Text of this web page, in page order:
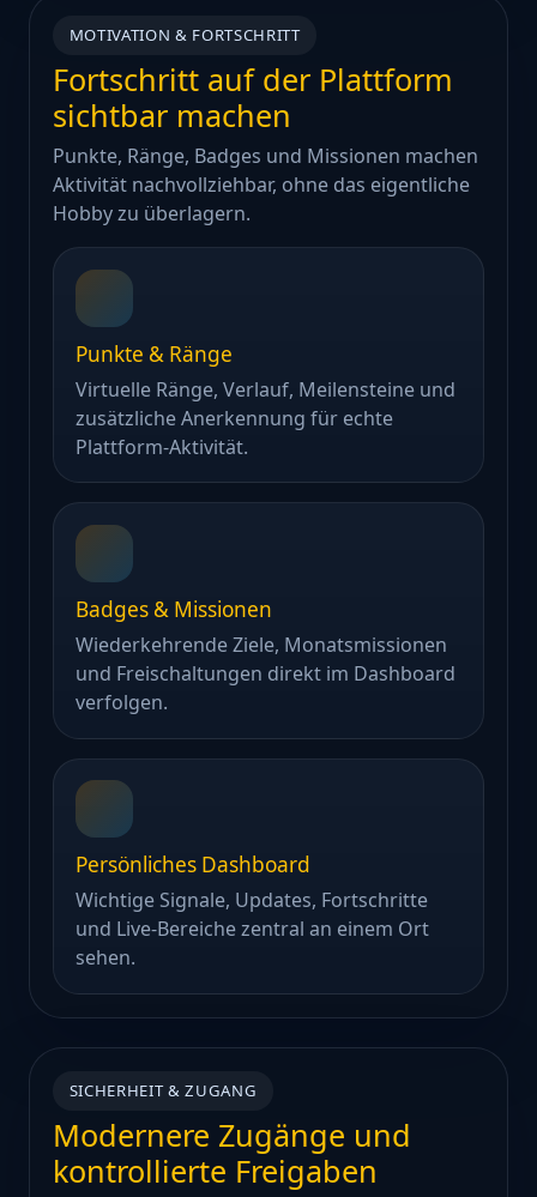
MOTIVATION & FORTSCHRITT
Fortschritt auf der Plattform
sichtbar machen
Punkte, Ränge, Badges und Missionen machen
Aktivität nachvollziehbar, ohne das eigentliche
Hobby zu überlagern.
Punkte & Ränge
Virtuelle Ränge, Verlauf, Meilensteine und
zusätzliche Anerkennung für echte
Plattform-Aktivität.
Badges & Missionen
Wiederkehrende Ziele, Monatsmissionen
und Freischaltungen direkt im Dashboard
verfolgen.
Persönliches Dashboard
Wichtige Signale, Updates, Fortschritte
und Live-Bereiche zentral an einem Ort
sehen.
SICHERHEIT & ZUGANG
Modernere Zugänge und
kontrollierte Freigaben